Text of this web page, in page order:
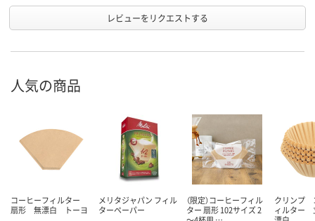
レビューをリクエストする
人気の商品
コーヒーフィルター
扇形 無漂白 トーヨ
メリタジャパン フィル
ターペーパー
（限定）コーヒーフィル
ター 扇形 102サイズ 2
クリンプ
ィルター